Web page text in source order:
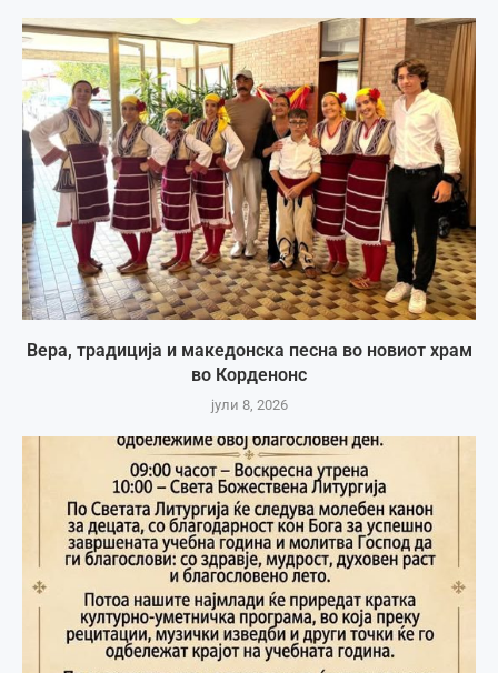
Вера, традиција и македонска песна во новиот храм
во Корденонс
јули 8, 2026